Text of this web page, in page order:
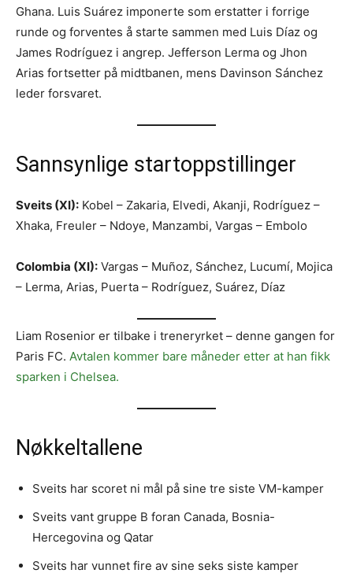
Ghana. Luis Suárez imponerte som erstatter i forrige
runde og forventes å starte sammen med Luis Díaz og
James Rodríguez i angrep. Jefferson Lerma og Jhon
Arias fortsetter på midtbanen, mens Davinson Sánchez
leder forsvaret.
Sannsynlige startoppstillinger
Sveits (XI): Kobel – Zakaria, Elvedi, Akanji, Rodríguez –
Xhaka, Freuler – Ndoye, Manzambi, Vargas – Embolo
Colombia (XI): Vargas – Muñoz, Sánchez, Lucumí, Mojica
– Lerma, Arias, Puerta – Rodríguez, Suárez, Díaz
Liam Rosenior er tilbake i treneryrket – denne gangen for
Paris FC. Avtalen kommer bare måneder etter at han fikk
sparken i Chelsea.
Nøkkeltallene
Sveits har scoret ni mål på sine tre siste VM-kamper
Sveits vant gruppe B foran Canada, Bosnia-
Hercegovina og Qatar
Sveits har vunnet fire av sine seks siste kamper